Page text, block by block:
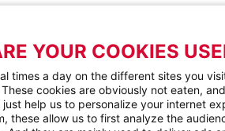
YOUR COOKIES
times a day on the different sites you
cookies are obviously not eaten,
help us to personalize your internet
these allow us to first analyze the